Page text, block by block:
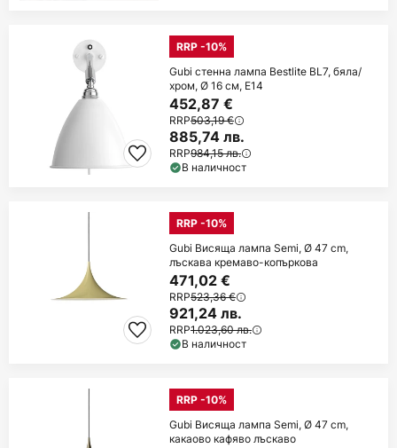
RRP -10%
Gubi стенна лампа Bestlite BL7, бяла/
хром, Ø 16 см, E14
452,87 €
RRP503,19 €
885,74 лв.
RRP984,15 лв.
В наличност
RRP -10%
Gubi Висяща лампа Semi, Ø 47 cm,
лъскава кремаво-копъркова
471,02 €
RRP523,36 €
921,24 лв.
RRP1.023,60 лв.
В наличност
RRP -10%
Gubi Висяща лампа Semi, Ø 47 cm,
какаово кафяво лъскаво